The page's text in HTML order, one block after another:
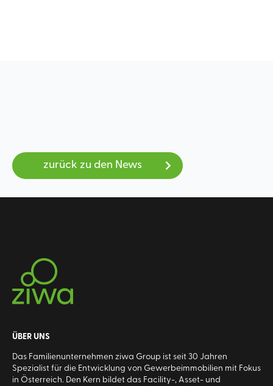
zurück zu den News
ÜBER UNS
Das Familienunternehmen ziwa Group ist seit 30 Jahren
Spezialist für die Entwicklung von Gewerbeimmobilien mit Fokus
in Österreich. Den Kern bildet das Facility-, Asset- und